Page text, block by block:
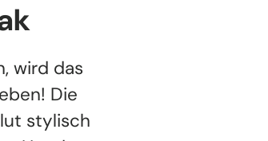
wird das
Die
stylisch